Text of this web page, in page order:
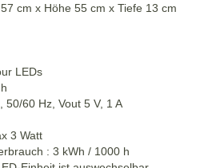
cm x Höhe 55 cm x Tiefe 13 cm
LEDs
50/60 Hz, Vout 5 V, 1 A
3 Watt
: 3 kWh / 1000 h